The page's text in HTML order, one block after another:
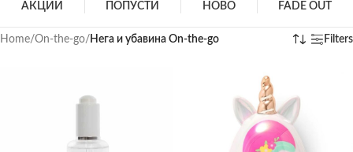
АКЦИИ ПОПУСТИ НОВО FADE OUT
Home/On-the-go/ Нега и убавина On-the-go Filters